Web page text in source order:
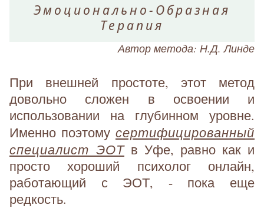
Эмоционально-Образная
Терапия
Автор метода: Н.Д. Линде
При внешней простоте, этот метод
довольно сложен в освоении и
использовании на глубинном уровне.
Именно поэтому сертифицированный
специалист ЭОТв Уфе, равно как и
просто хороший психолог онлайн,
работающий с ЭОТ, - пока еще
редкость.